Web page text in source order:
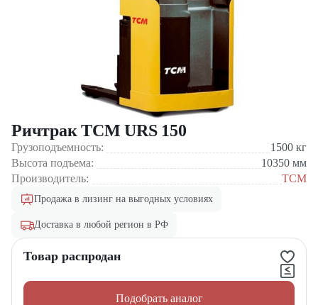
Ричтрак TCM URS 150
Грузоподъемность: 1500 кг
Высота подъема:
10350 мм
Производитель:
TCM
Продажа в лизинг на выгодных условиях
Доставка в любой регион в РФ
Товар распродан
Подобрать аналог